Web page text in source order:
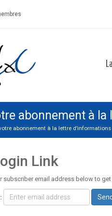
abonnement à
abonnement à la lettre d’informations
Link
subscriber email address below to